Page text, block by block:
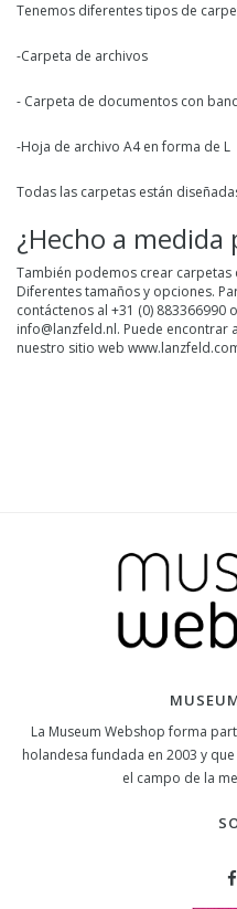
Tenemos diferentes tipos de
-Carpeta de archivos
- Carpeta de documentos con
-Hoja de archivo A4 en forma de L
Todas las carpetas están
¿Hecho a medida
También podemos crear carpetas
Diferentes tamaños y opciones.
contáctenos al +31 (0) 883366990
info@lanzfeld.nl. Puede encontrar
nuestro sitio web
La Museum Webshop forma
holandesa fundada en 2003 y
el campo de la